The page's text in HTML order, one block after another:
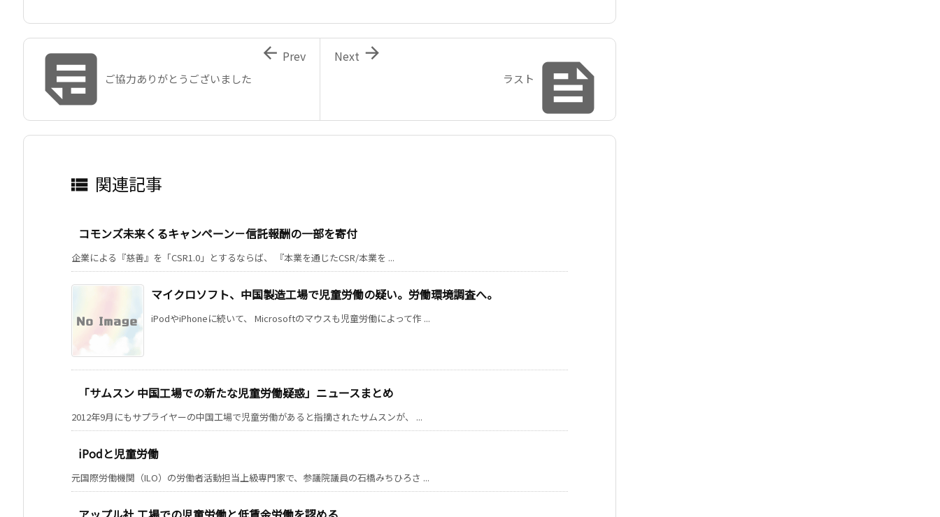

ラスト

Next
 ご協力ありがとうございました
 Prev
 関連記事
コモンズ未来くるキャンペーン－信託報酬の一部を寄付
企業による『慈善』を「CSR1.0」とするならば、 『本業を通じたCSR/本業を ...
マイクロソフト、中国製造工場で児童労働の疑い。労働環境調査へ。
iPodやiPhoneに続いて、 Microsoftのマウスも児童労働によって作 ...
「サムスン 中国工場での新たな児童労働疑惑」ニュースまとめ
2012年9月にもサプライヤーの中国工場で児童労働があると指摘されたサムスンが、 ...
iPodと児童労働
元国際労働機関（ILO）の労働者活動担当上級専門家で、参議院議員の石橋みちひろさ ...